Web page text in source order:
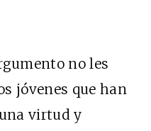
no les
jóvenes que han
virtud y